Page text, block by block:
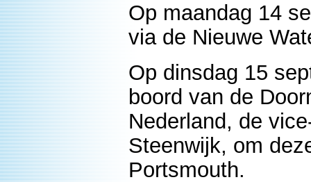
Op maandag 14
via de Nieuwe
Op dinsdag 15
boord van de
Nederland, de
Steenwijk, om
Portsmouth.